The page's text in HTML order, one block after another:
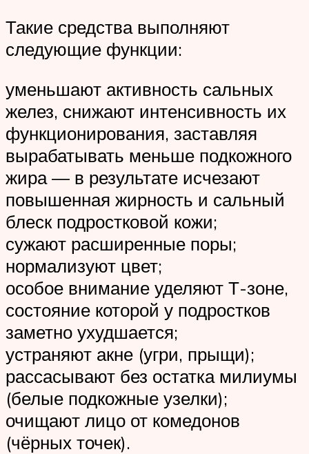
Такие средства выполняют
следующие функции:
уменьшают активность сальных
желез, снижают интенсивность их
функционирования, заставляя
вырабатывать меньше подкожного
жира — в результате исчезают
повышенная жирность и сальный
блеск подростковой кожи;
сужают расширенные поры;
нормализуют цвет;
особое внимание уделяют Т-зоне,
состояние которой у подростков
заметно ухудшается;
устраняют акне (угри, прыщи);
рассасывают без остатка милиумы
(белые подкожные узелки);
очищают лицо от комедонов
(чёрных точек).